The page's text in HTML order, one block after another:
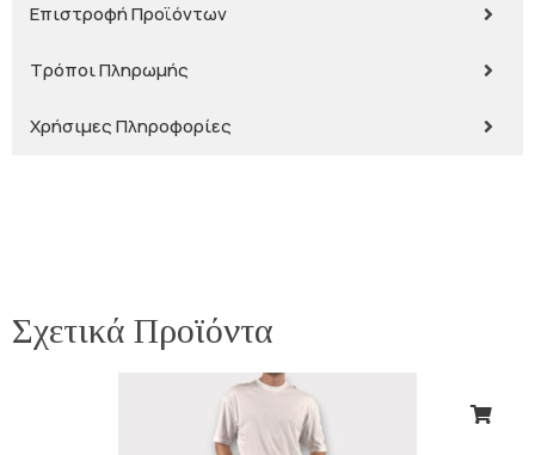
Επιστροφή Προϊόντων
Τρόποι Πληρωμής
Χρήσιμες Πληροφορίες
Σχετικά Προϊόντα